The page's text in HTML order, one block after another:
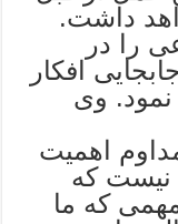
داشت.
را در
افکار
وی
مداوم اهمیت
نیست که
که ما